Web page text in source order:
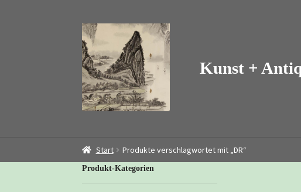
Navigation
springen
Inhalt
springen
Start Produkte verschlagwortet mit „DR“
Produkt-Kategorien